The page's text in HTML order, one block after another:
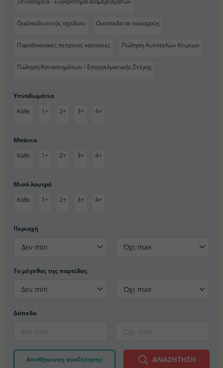
Οικόπεδα εντός σχεδίου Οικόπεδα σε οικισμούς
Παραδοσιακες πετρινες κατοικιες Πώληση Αυτοτελών Κτιρίων
Πώληση Καταστημάτων - Επαγγελματικής Στέγης
Υπνοδωμάτια
Κάθε
1+ 2+ 3+ 4+
Μπάνια
Κάθε
1+ 2+ 3+ 4+
Μισό λουτρά
Κάθε
1+ 2+ 3+ 4+
Περιοχή
Δεν min Όχι max
Το μέγεθος της παρτίδας
Δεν min Όχι max
Δάπεδα
Αποθήκευση αναζήτησης ΑΝΑΖΉΤΗΣΗ